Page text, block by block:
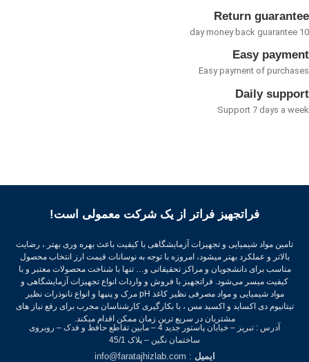
Return
Easy
Easy payment of
Daily
Support 7 days a
فراتجهیز فراتر از یک شرکت معمولی است!
تامین مواد شیمیایی و تجهیزات آزمایشگاهی با کیفیت باعث بهره وری بهتر ، رضایت
بالاتر و عملکرد بهتر میشود، امروزه با توجه به نوسانات قیمت ارز انتخاب محصول
مناسب برای دانشجویان و مراکز تحقیقاتی و… تنها با شناخت محصولات معتبر و با
کیفیت میسر می‌شود.فراتجهیز با فروش و واردات انواع تجهیزات آزمایشگاهی و
مواد شیمیایی و مواد مصرفی نظیر کاغذ pH مرک و پنپها و انواع نانوذرات نظیر
تیتانیوم دی اکساید و اکسید مس ، با بکارگیری کارشناسان مجرب برای رفع نیاز های
مشتریان در سریع ترین زمان ممکن اقدام میکند.
آدرس : تبریز – خیابان پاستور جدید 4 – مابین تقاطع حافظ و فدک – روبروی
ساختمان نگین – پلاک 45/1
ایمیل: info@faratajhizlab.com